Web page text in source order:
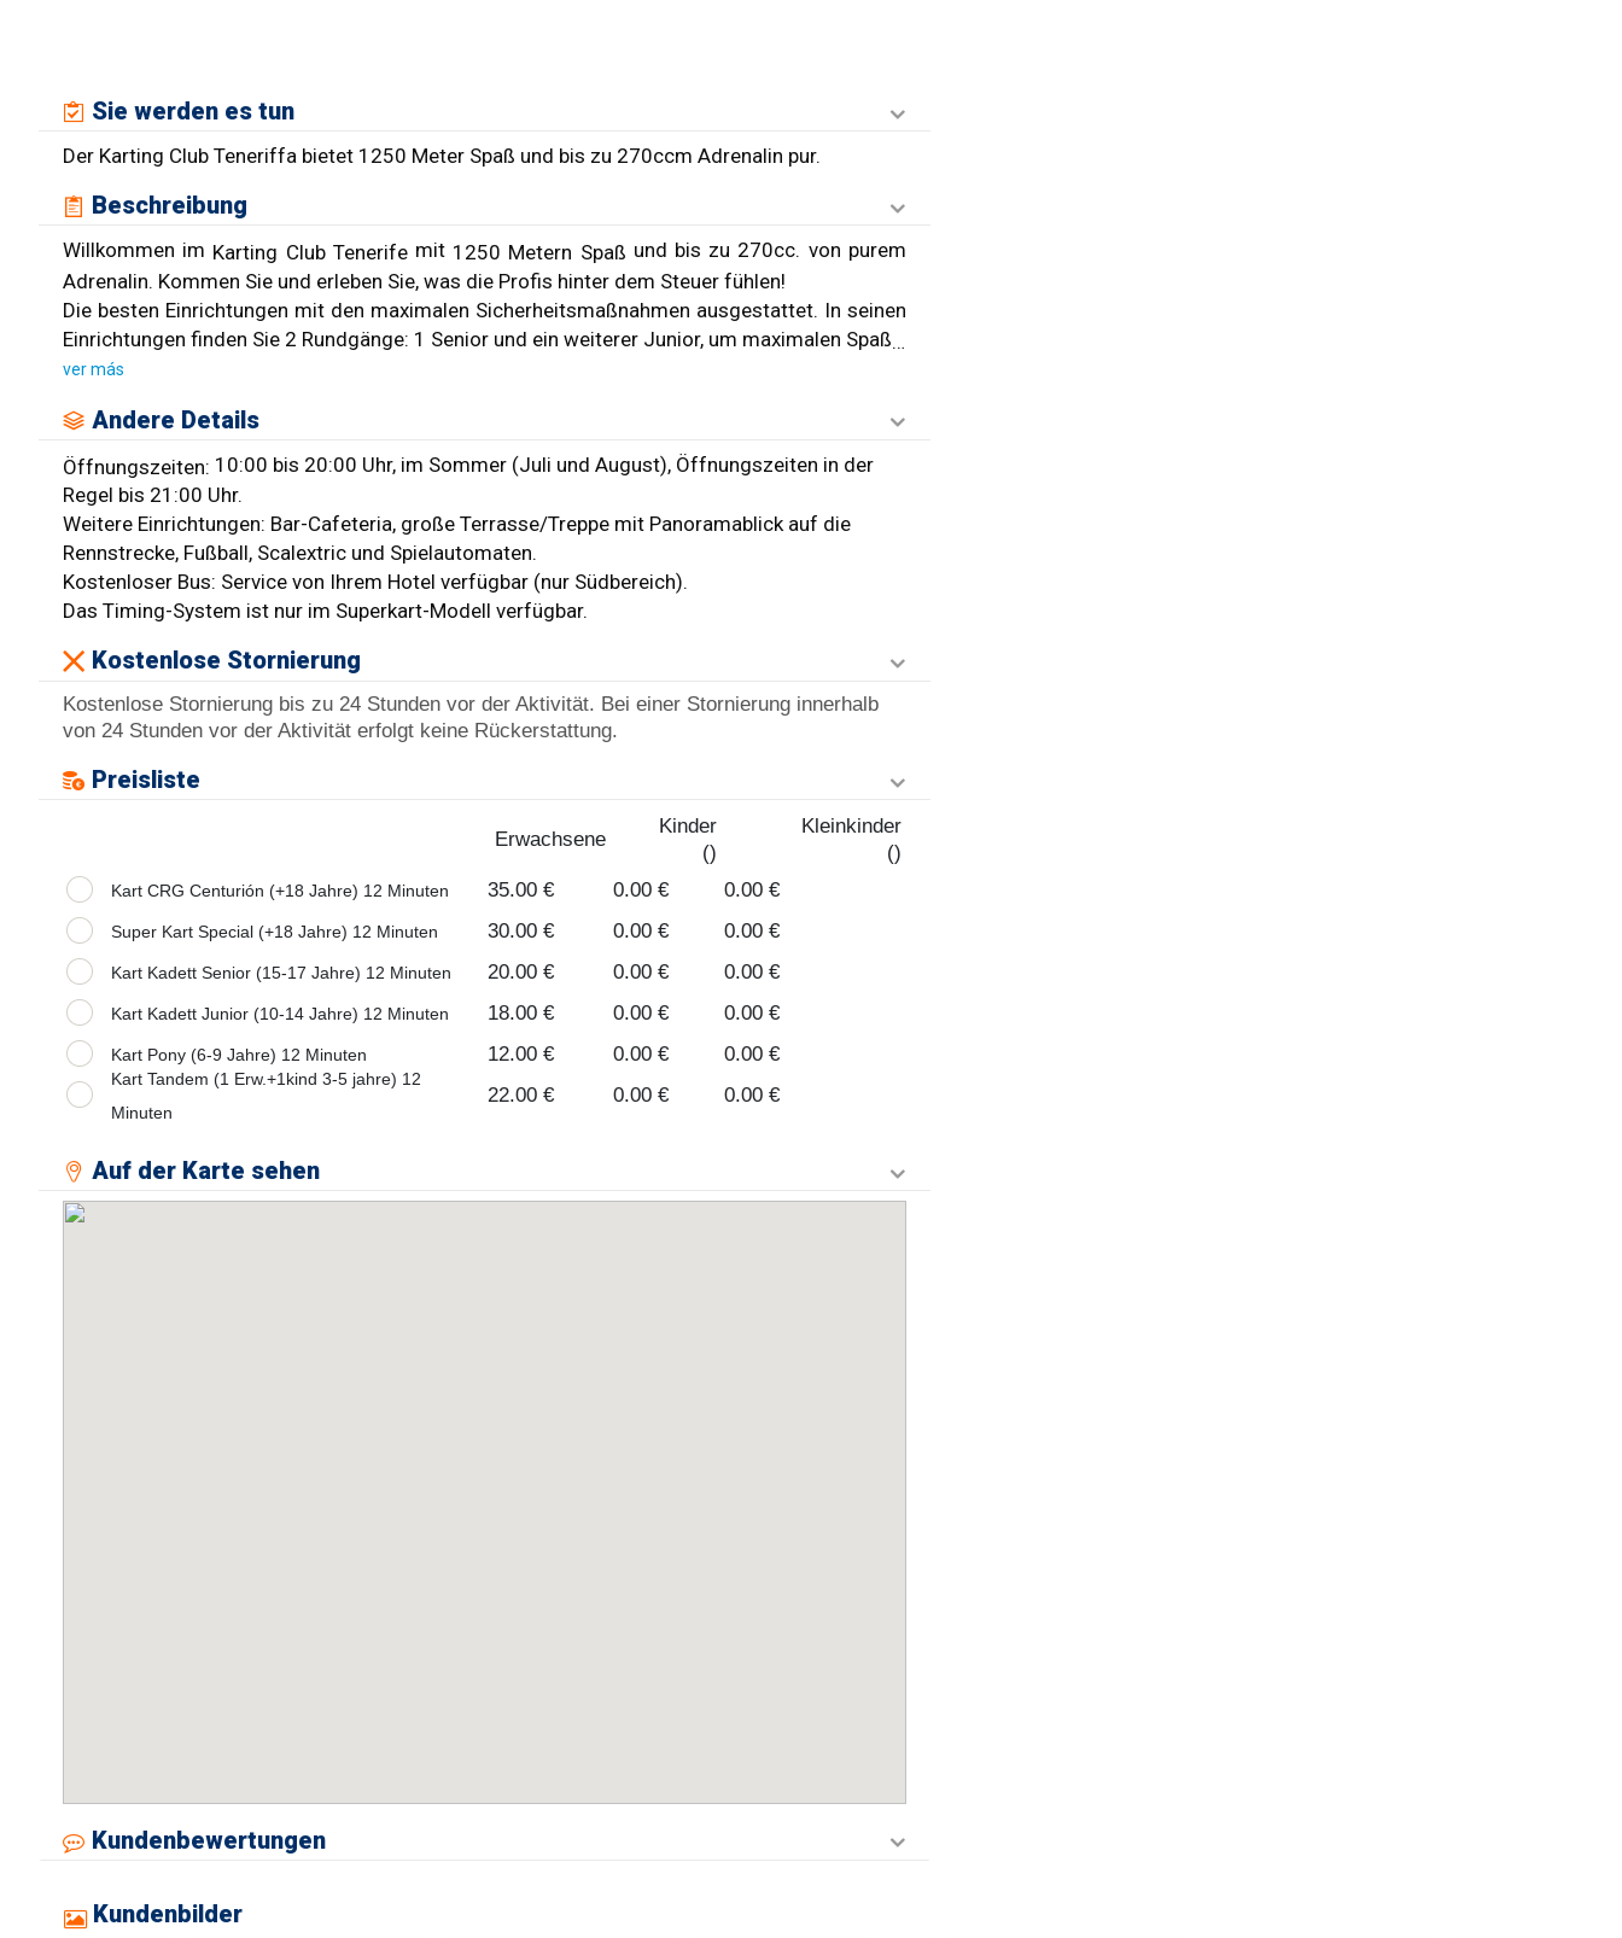
Sie werden es tun
Der Karting Club Teneriffa bietet 1250 Meter Spaß und bis zu 270ccm Adrenalin pur.
Beschreibung
Willkommen im Karting Club Tenerifemit 1250 Metern Spaß und bis zu 270cc. von purem
Adrenalin. Kommen Sie und erleben Sie, was die Profis hinter dem Steuer fühlen!
Die besten Einrichtungen mit den maximalen Sicherheitsmaßnahmen ausgestattet. In seinen
Einrichtungen finden Sie 2 Rundgänge: 1 Senior und ein weiterer Junior, um maximalen Spaß…
ver más
Andere Details
Öffnungszeiten: 10:00 bis 20:00 Uhr, im Sommer (Juli und August), Öffnungszeiten in der
Regel bis 21:00 Uhr.
Weitere Einrichtungen: Bar-Cafeteria, große Terrasse/Treppe mit Panoramablick auf die
Rennstrecke, Fußball, Scalextric und Spielautomaten.
Kostenloser Bus: Service von Ihrem Hotel verfügbar (nur Südbereich).
Das Timing-System ist nur im Superkart-Modell verfügbar.
Kostenlose Stornierung
Kostenlose Stornierung bis zu 24 Stunden vor der Aktivität. Bei einer Stornierung innerhalb
von 24 Stunden vor der Aktivität erfolgt keine Rückerstattung.
Preisliste
Erwachsene
Kinder
()
Kleinkinder
()
Kart CRG Centurión (+18 Jahre) 12 Minuten 35.00 € 0.00 € 0.00 €
Super Kart Special (+18 Jahre) 12 Minuten 30.00 € 0.00 € 0.00 €
Kart Kadett Senior (15-17 Jahre) 12 Minuten 20.00 € 0.00 € 0.00 €
Kart Kadett Junior (10-14 Jahre) 12 Minuten 18.00 € 0.00 € 0.00 €
Kart Pony (6-9 Jahre) 12 Minuten 12.00 € 0.00 € 0.00 €
Kart Tandem (1 Erw.+1kind 3-5 jahre) 12
Minuten
22.00 € 0.00 € 0.00 €
Auf der Karte sehen
Kundenbewertungen
Kundenbilder